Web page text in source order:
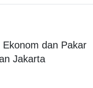
dan Pakar
Jakarta